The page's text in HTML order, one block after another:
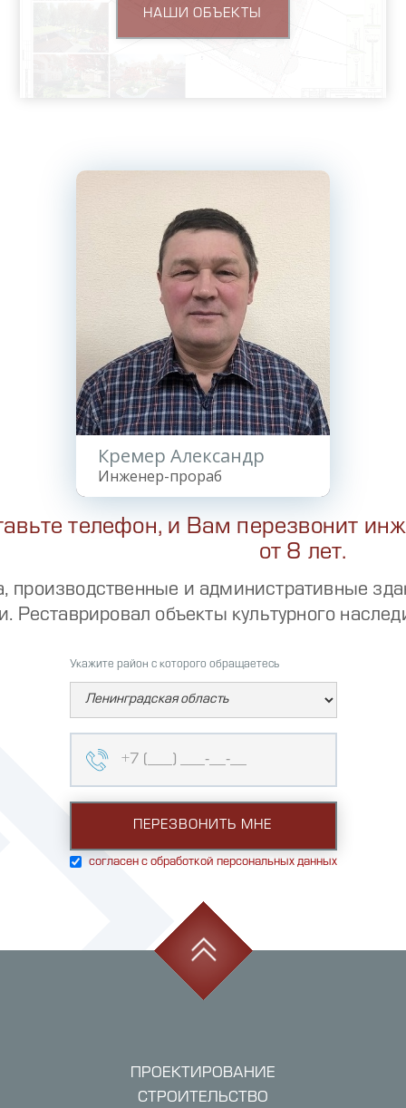
НАШИ ОБЪЕКТЫ
Кремер Александр
Инженер-прораб
телефон, и Вам перезвонит
от 8 лет.
производственные и административные
Реставрировал объекты культурного
Укажите район с которого обращаетесь
согласен с обработкой персональных данных
ПРОЕКТИРОВАНИЕ
СТРОИТЕЛЬСТВО